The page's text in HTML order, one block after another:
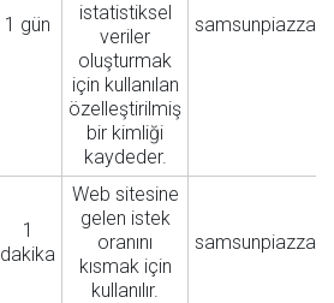
1 gün
istatistiksel
veriler
oluşturmak
için kullanılan
özelleştirilmiş
bir kimliği
kaydeder.
1
dakika
Web sitesine
gelen istek
oranını
kısmak için
kullanılır.